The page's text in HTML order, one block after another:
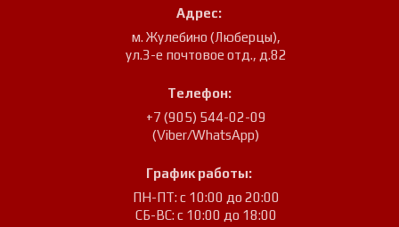
Адрес:
м. Жулебино (Люберцы),
ул.3-е почтовое отд., д.82
Телефон:
+7 (905) 544-02-09
(Viber/WhatsApp)
График работы:
ПН-ПТ: с 10:00 до 20:00
СБ-ВС: с 10:00 до 18:00